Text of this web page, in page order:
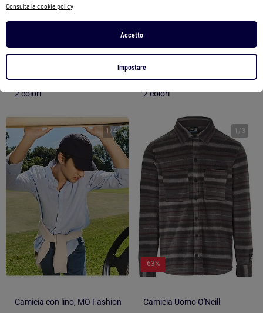
Consulta la cookie policy
Accetto
Impostare
2 colori 2 colori
1 /4
Camicia con lino, MO Fashion
1 / 3
-63%
Camicia Uomo O'Neill